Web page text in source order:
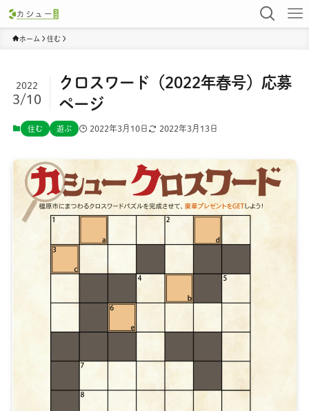
ホーム 住む
クロスワード（2022年春号）応募
ページ
2022
3/10
住む 遊ぶ 2022年3月10日 2022年3月13日